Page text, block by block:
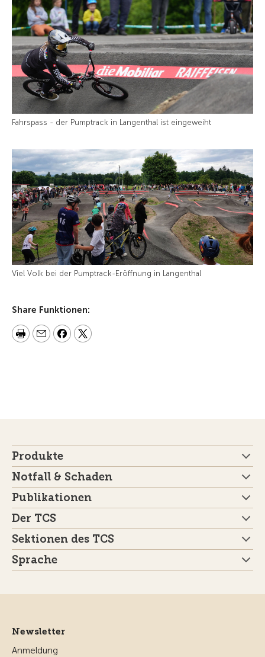
Fahrspass - der Pumptrack in Langenthal ist eingeweiht
Viel Volk bei der Pumptrack-Eröffnung in Langenthal
Share Funktionen:
Produkte
Notfall & Schaden
Publikationen
Der TCS
Sektionen des TCS
Sprache
Newsletter
Anmeldung